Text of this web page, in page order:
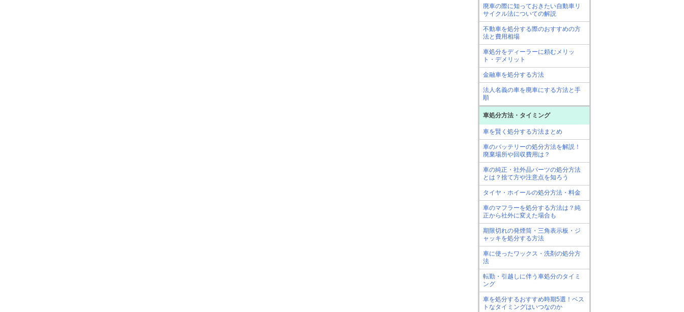
廃車の際に知っておきたい自動車リ
サイクル法についての解説
不動車を処分する際のおすすめの方
法と費用相場
車処分をディーラーに頼むメリッ
ト・デメリット
金融車を処分する方法
法人名義の車を廃車にする方法と手
順
車処分方法・タイミング
車を賢く処分する方法まとめ
車のバッテリーの処分方法を解説！
廃棄場所や回収費用は？
車の純正・社外品パーツの処分方法
とは？捨て方や注意点を知ろう
タイヤ・ホイールの処分方法・料金
車のマフラーを処分する方法は？純
正から社外に変えた場合も
期限切れの発煙筒・三角表示板・ジ
ャッキを処分する方法
車に使ったワックス・洗剤の処分方
法
転勤・引越しに伴う車処分のタイミ
ング
車を処分するおすすめ時期5選！ベス
トなタイミングはいつなのか